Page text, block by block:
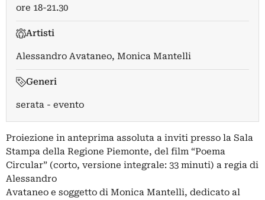
ore 18-21.30
Artisti
Alessandro Avataneo, Monica Mantelli
Generi
serata - evento
Proiezione in anteprima assoluta a inviti presso la Sala
Stampa della Regione Piemonte, del film “Poema
Circular” (corto, versione integrale: 33 minuti) a regia di
Alessandro
Avataneo e soggetto di Monica Mantelli, dedicato al